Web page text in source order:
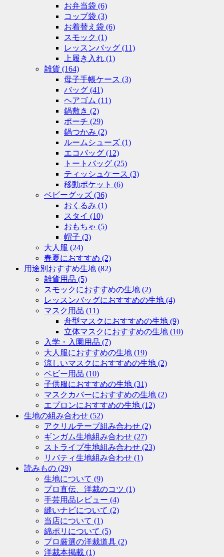
お弁当袋 (6)
コップ袋 (3)
お着替え袋 (6)
スモック (1)
レッスンバッグ (11)
上履き入れ (1)
雑貨 (164)
母子手帳ケース (3)
バッグ (41)
ヘアゴム (11)
鍋敷き (2)
ポーチ (29)
鍋つかみ (2)
ルームシューズ (1)
エコバッグ (12)
トートバッグ (25)
ティッシュケース (3)
移動ポケット (6)
ベビーグッズ (36)
おくるみ (1)
スタイ (10)
おもちゃ (5)
帽子 (3)
大人服 (24)
春夏におすすめ (2)
用途別おすすめ生地 (82)
雑貨用品 (5)
スモックにおすすめの生地 (2)
レッスンバッグにおすすめの生地 (4)
マスク用品 (11)
舟型マスクにおすすめの生地 (9)
立体マスクにおすすめの生地 (10)
入学・入園用品 (7)
大人服におすすめの生地 (19)
涼しいマスクにおすすめの生地 (2)
ベビー用品 (10)
子供服におすすめの生地 (31)
マスクカバーにおすすめの生地 (2)
エプロンにおすすめの生地 (12)
生地の組み合わせ (52)
アクリルテープ組み合わせ (2)
ギンガム生地組み合わせ (27)
ストライプ生地組み合わせ (23)
リバティ生地組み合わせ (1)
読みもの (29)
生地について (9)
プロ直伝、洋裁のコツ (1)
手芸用品レビュー (4)
縫いナビについて (2)
当店について (1)
綿ポリについて (5)
プロ厳選の洋裁道具 (2)
洋裁本掲載 (1)